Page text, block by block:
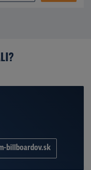
billboardov.sk